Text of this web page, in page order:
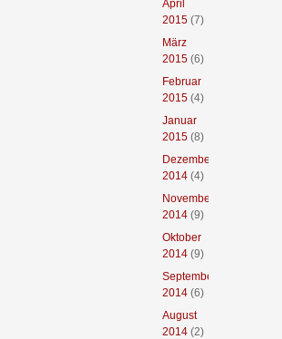
April
2015(7)
März
2015(6)
Februar
2015(4)
Januar
2015(8)
Dezember
2014(4)
November
2014(9)
Oktober
2014(9)
September
2014(6)
August
2014(2)